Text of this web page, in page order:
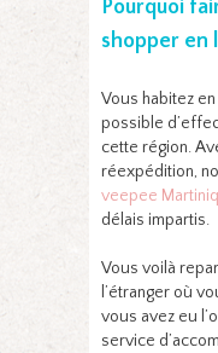
Pourquoi
shopper en
Vous habitez
possible
cette région.
réexpédition,
veepee
délais impartis.
Vous voilà
l’étranger où
vous avez eu
service